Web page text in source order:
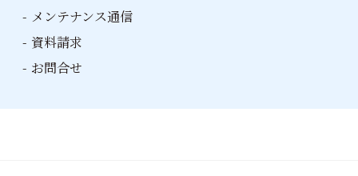
メンテナンス通信
資料請求
お問合せ